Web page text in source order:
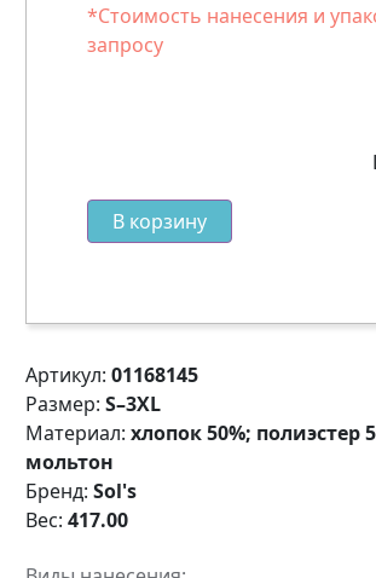
*Стоимость нанесения и
запросу
В корзину
Артикул: 01168145
Размер: S–3XL
Материал: хлопок 50%; полиэстер
мольтон
Бренд: Sol's
Вес: 417.00